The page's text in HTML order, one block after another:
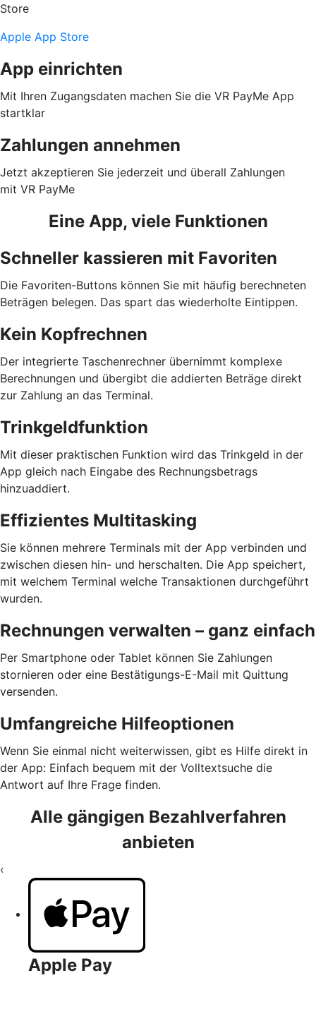
Store
Apple App Store
App einrichten
Mit Ihren Zugangsdaten machen Sie die VR PayMe App
startklar
Zahlungen annehmen
Jetzt akzeptieren Sie jederzeit und überall Zahlungen
mit VR PayMe
Eine App, viele Funktionen
Schneller kassieren mit Favoriten
Die Favoriten-Buttons können Sie mit häufig berechneten
Beträgen belegen. Das spart das wiederholte Eintippen.
Kein Kopfrechnen
Der integrierte Taschenrechner übernimmt komplexe
Berechnungen und übergibt die addierten Beträge direkt
zur Zahlung an das Terminal.
Trinkgeldfunktion
Mit dieser praktischen Funktion wird das Trinkgeld in der
App gleich nach Eingabe des Rechnungsbetrags
hinzuaddiert.
Effizientes Multitasking
Sie können mehrere Terminals mit der App verbinden und
zwischen diesen hin- und herschalten. Die App speichert,
mit welchem Terminal welche Transaktionen durchgeführt
wurden.
Rechnungen verwalten – ganz einfach
Per Smartphone oder Tablet können Sie Zahlungen
stornieren oder eine Bestätigungs-E-Mail mit Quittung
versenden.
Umfangreiche Hilfeoptionen
Wenn Sie einmal nicht weiterwissen, gibt es Hilfe direkt in
der App: Einfach bequem mit der Volltextsuche die
Antwort auf Ihre Frage finden.
Alle gängigen Bezahlverfahren
anbieten
‹
Apple Pay